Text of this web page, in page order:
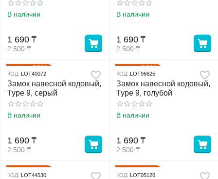
В наличии
2 500 ₸
1 690 ₸
В наличии
2 500 ₸
1 690 ₸
32%
КОД: LOT40072
Замок навесной кодовый,
Type 9, серый
В наличии
2 500 ₸
1 690 ₸
32%
КОД: LOT96625
Замок навесной кодовый,
Type 9, голубой
В наличии
2 500 ₸
1 690 ₸
32%
КОД: LOT44530
24%
КОД: LOT05126